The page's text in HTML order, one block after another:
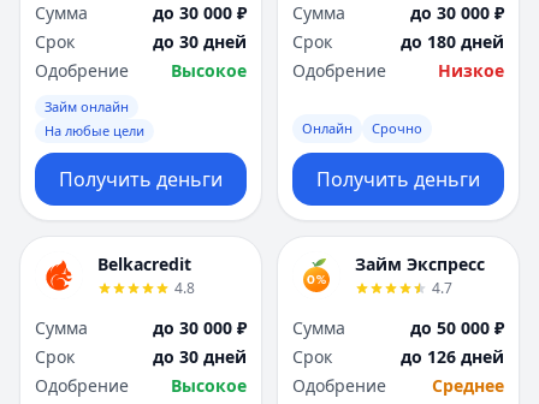
Сумма
до 30 000 ₽
Срок
до 30 дней
Одобрение
Высокое
Займ онлайн
На любые цели
Получить деньги
Сумма
до 30 000 ₽
Срок
до 180 дней
Одобрение
Низкое
Онлайн Срочно
Получить деньги
Belkacredit
4.8
Сумма
до 30 000 ₽
Срок
до 30 дней
Одобрение
Высокое
Займ Экспресс
4.7
Сумма
до 50 000 ₽
Срок
до 126 дней
Одобрение
Среднее